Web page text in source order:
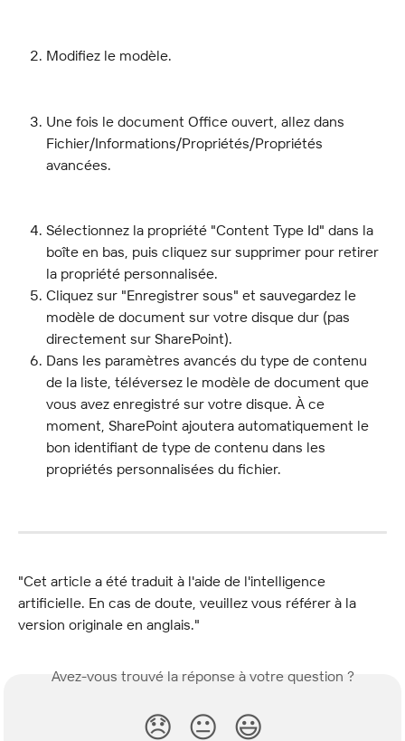
Modifiez le modèle.
Une fois le document Office ouvert, allez dans
Fichier/Informations/Propriétés/Propriétés
avancées.
Sélectionnez la propriété "Content Type Id" dans la
boîte en bas, puis cliquez sur supprimer pour retirer
la propriété personnalisée.
Cliquez sur "Enregistrer sous" et sauvegardez le
modèle de document sur votre disque dur (pas
directement sur SharePoint).
Dans les paramètres avancés du type de contenu
de la liste, téléversez le modèle de document que
vous avez enregistré sur votre disque. À ce
moment, SharePoint ajoutera automatiquement le
bon identifiant de type de contenu dans les
propriétés personnalisées du fichier.
"Cet article a été traduit à l'aide de l'intelligence
artificielle. En cas de doute, veuillez vous référer à la
version originale en anglais."
Avez-vous trouvé la réponse à votre question ?
😞 😐 😃